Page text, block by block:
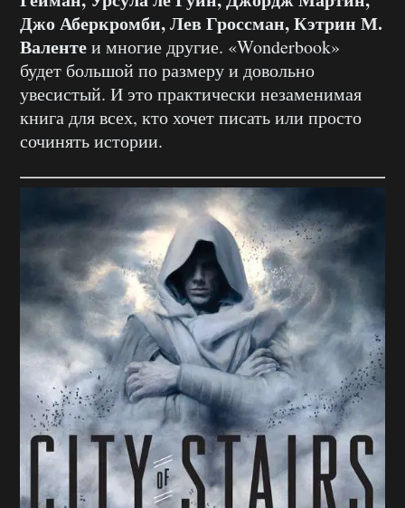
Джо Аберкромби, Лев Гроссман, Кэтрин М.
Валентеи многие другие. «Wonderbook»
будет большой по размеру и довольно
увесистый. И это практически незаменимая
книга для всех, кто хочет писать или просто
сочинять истории.